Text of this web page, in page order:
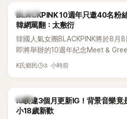
K-POP
BLACKPINK 10週年只邀40名粉
韓網罵翻：太敷衍
韓國人氣女團BLACKPINK將於8月
即將舉辦的10週年紀念Meet &
合體。根據韓媒《MyDaily》7日報
K氏鄉民 3 小時前
韓星
IU睽違3個月更新IG！背景音樂竟
小18歲新歡